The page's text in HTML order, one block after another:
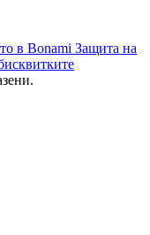
в Bonami Защита на